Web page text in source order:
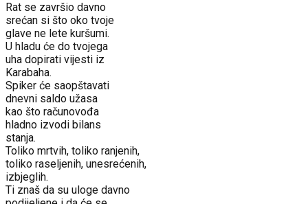
Rat se završio davno
srećan si što oko tvoje
glave ne lete kuršumi.
U hladu će do tvojega
uha dopirati vijesti iz
Karabaha.
Spiker će saopštavati
dnevni saldo užasa
kao što računovođa
hladno izvodi bilans
stanja.
Toliko mrtvih, toliko ranjenih,
toliko raseljenih, unesrećenih,
izbjeglih.
Ti znaš da su uloge davno